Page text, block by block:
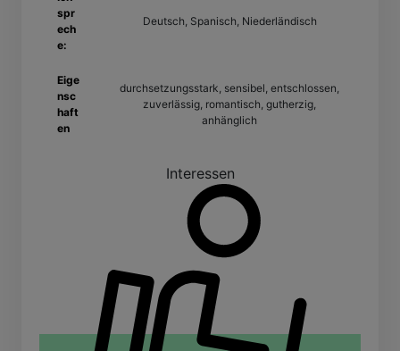
spr
ech
e:
Deutsch, Spanisch, Niederländisch
Eige
nsc
haft
en
durchsetzungsstark, sensibel, entschlossen,
zuverlässig, romantisch, gutherzig,
anhänglich
Interessen